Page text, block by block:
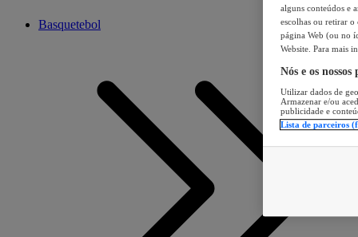
Basquetebol
alguns conteúdos e
escolhas ou retirar
página Web (ou no
Website. Para mais
Nós e os
Utilizar dados de
Armazenar e/ou
publicidade e
Lista de parceiros